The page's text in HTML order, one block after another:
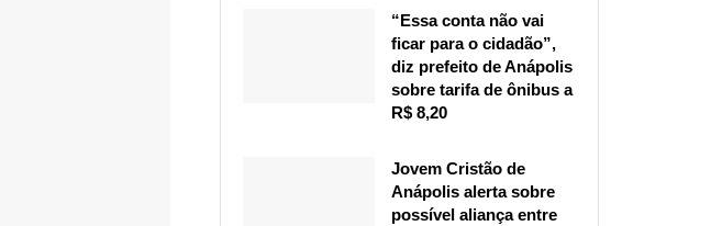
“Essa conta não vai
ficar para o cidadão”,
diz prefeito de Anápolis
sobre tarifa de ônibus a
R$ 8,20
Jovem Cristão de
Anápolis alerta sobre
possível aliança entre